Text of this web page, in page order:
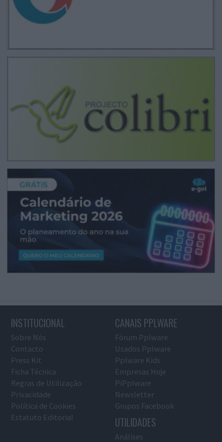
INSTITUCIONAL
Sobre Nós
Contacto
Press Kit
Ficha Técnica
Regras de Utilização
Privacidade
Política de Cookies
Estatuto Editorial
CANAIS PPLWARE
Fórum Pplware
Usados Pplware
Pplware Kids
Empresas Hoje
PiPplware
Newsletter
Grupos Facebook
UTILIDADES
Análises